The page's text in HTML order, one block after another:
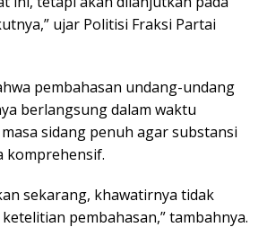
ujar Politisi Fraksi Partai
pembahasan undang-undang
berlangsung dalam waktu
sidang penuh agar substansi
komprehensif.
sekarang, khawatirnya tidak
pembahasan,” tambahnya.